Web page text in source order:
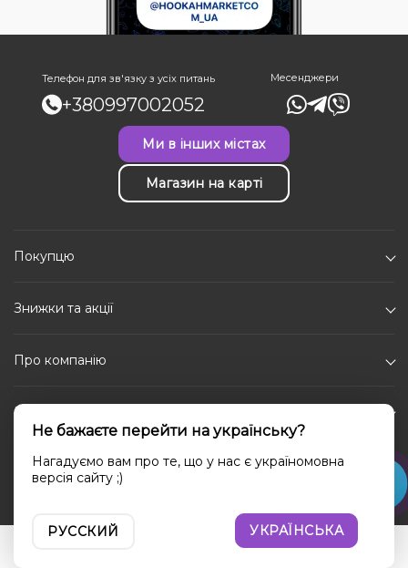
Телефон для зв'язку з усіх питань
+380997002052
Месенджери
Ми в інших містах
Магазин на карті
Покупцю
Знижки та акції
Про компанію
Каталог
Соціальні мережі
Не бажаєте перейти на українську?
Нагадуємо вам про те, що у нас є україномовна
версія сайту ;)
РУССКИЙ УКРАЇНСЬКА